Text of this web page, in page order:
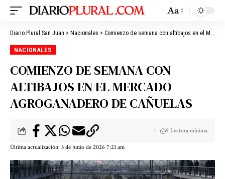
Aa
Diario Plural San Juan > Nacionales > Comienzo de semana con altibajos en el Mercado Agroganadero de Cañuelas
NACIONALES
COMIENZO DE SEMANA CON
ALTIBAJOS EN EL MERCADO
AGROGANADERO DE CAÑUELAS
Última actualización: 3 de junio de 2026 7:21 am
9 Lectura mínima